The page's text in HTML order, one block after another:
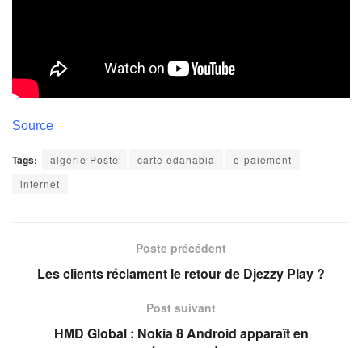
Source
Tags: algérie Poste carte edahabia
e-paiement
internet
Poste précédent
Les clients réclament le retour de Djezzy Play ?
Post suivant
HMD Global : Nokia 8 Android apparaît en